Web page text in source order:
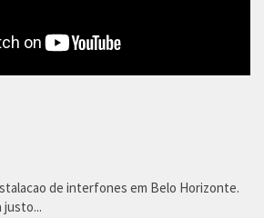
de interfones em Belo Horizonte.
justo...